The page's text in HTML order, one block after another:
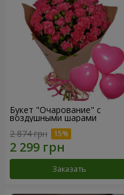
Букет "Очарование" с
воздушными шарами
2 874 грн
Заказать